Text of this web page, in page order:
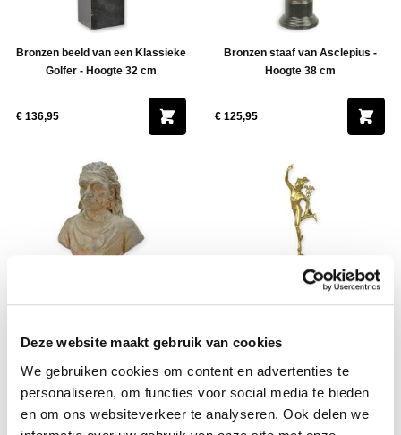
Deze website maakt gebruik van cookies
We gebruiken cookies om content en advertenties te
personaliseren, om functies voor social media te bieden
en om ons websiteverkeer te analyseren. Ook delen we
Bronzen beeld van een Klassieke
Golfer - Hoogte 32 cm
€ 136,95
Bronzen staaf van Asclepius -
Hoogte 38 cm
€ 125,95
Einstein
€ 335,95
Mercurius
€ 225,95